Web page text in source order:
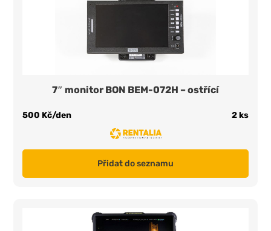
7″ monitor BON BEM-072H – ostřící
500 Kč/den 2 ks
Přidat do seznamu